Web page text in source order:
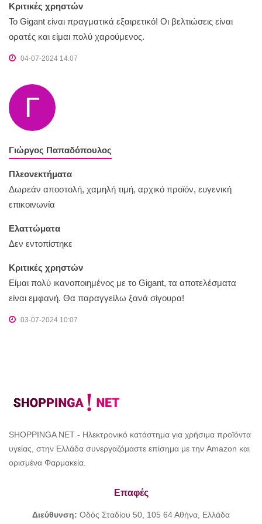
Κριτικές χρηστών
Το Gigant είναι πραγματικά εξαιρετικό! Οι βελτιώσεις είναι
ορατές και είμαι πολύ χαρούμενος.
04-07-2024 14:07
Γ
Γιώργος Παπαδόπουλος
Πλεονεκτήματα
Δωρεάν αποστολή, χαμηλή τιμή, αρχικό προϊόν, ευγενική
επικοινωνία
Ελαττώματα
Δεν εντοπίστηκε
Κριτικές χρηστών
Είμαι πολύ ικανοποιημένος με το Gigant, τα αποτελέσματα
είναι εμφανή. Θα παραγγείλω ξανά σίγουρα!
03-07-2024 10:07
SHOPPINGA NET - Ηλεκτρονικό κατάστημα για χρήσιμα προϊόντα
υγείας, στην Ελλάδα συνεργαζόμαστε επίσημα με την Amazon και
ορισμένα Φαρμακεία.
Επαφές
Διεύθυνση: Οδός Σταδίου 50, 105 64 Αθήνα, Ελλάδα